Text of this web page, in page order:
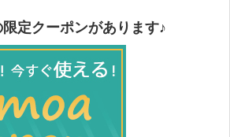
定クーポンがあります♪